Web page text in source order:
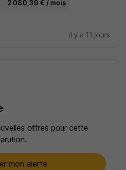
2 080,39 € / mois
il y a 11 jours
offres pour cette
mon alerte